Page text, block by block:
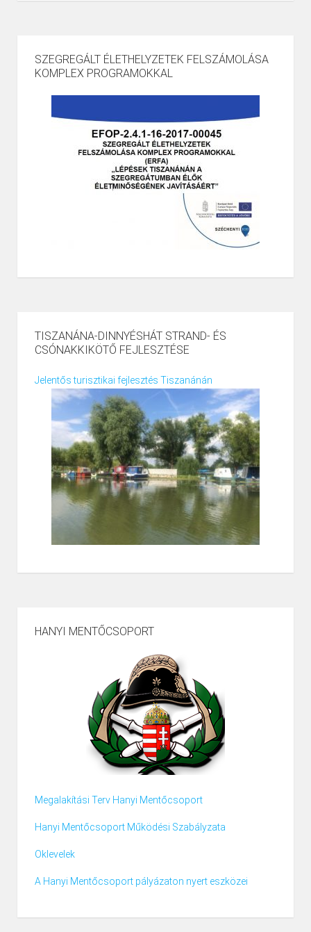
SZEGREGÁLT ÉLETHELYZETEK FELSZÁMOLÁSA
KOMPLEX PROGRAMOKKAL
TISZANÁNA-DINNYÉSHÁT STRAND- ÉS
CSÓNAKKIKÖTŐ FEJLESZTÉSE
Jelentős turisztikai fejlesztés Tiszanánán
HANYI MENTŐCSOPORT
Megalakítási Terv Hanyi Mentőcsoport
Hanyi Mentőcsoport Működési Szabályzata
Oklevelek
A Hanyi Mentőcsoport pályázaton nyert eszközei